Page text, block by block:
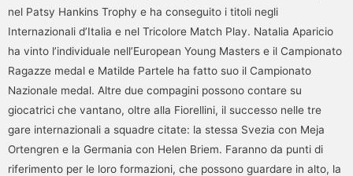
nel Patsy Hankins Trophy e ha conseguito i titoli negli
Internazionali d’Italia e nel Tricolore Match Play. Natalia Aparicio
ha vinto l’individuale nell’European Young Masters e il Campionato
Ragazze medal e Matilde Partele ha fatto suo il Campionato
Nazionale medal. Altre due compagini possono contare su
giocatrici che vantano, oltre alla Fiorellini, il successo nelle tre
gare internazionali a squadre citate: la stessa Svezia con Meja
Ortengren e la Germania con Helen Briem. Faranno da punti di
riferimento per le loro formazioni, che possono guardare in alto, la